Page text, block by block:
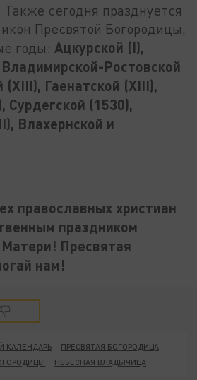
. Также сегодня празднуется
Пресвятой Богородицы,
годы: Ацкурской (I),
Ростовской
(XIII), Гаенатской (XIII),
Сурдегской (1530),
Влахернской и
православных христиан
праздником
Пресвятая
нам!
КАЛЕНДАРЬ
ПРЕСВЯТАЯ БОГОРОДИЦА
НЕБЕСНАЯ ВЛАДЫЧИЦА